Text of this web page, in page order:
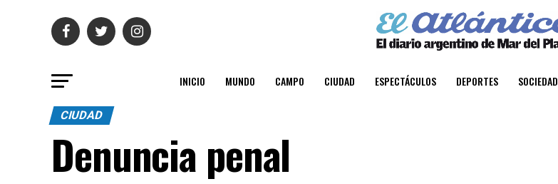
INICIO MUNDO CAMPO CIUDAD ESPECTÁCULOS DEPORTES SOCIEDAD
CIUDAD
Denuncia penal